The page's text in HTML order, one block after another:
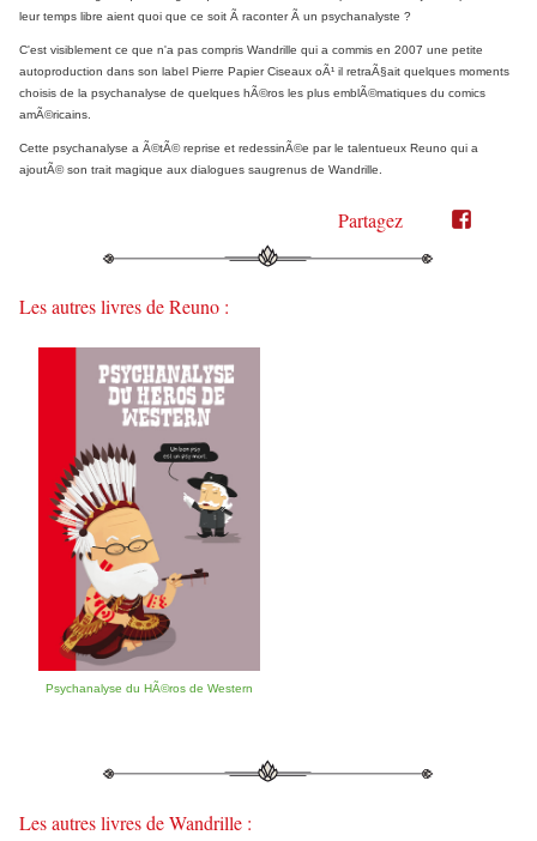
leur temps libre aient quoi que ce soit Ã raconter Ã un psychanalyste ?
C'est visiblement ce que n'a pas compris Wandrille qui a commis en 2007 une petite
autoproduction dans son label Pierre Papier Ciseaux oÃ¹ il retraÃ§ait quelques moments
choisis de la psychanalyse de quelques hÃ©ros les plus emblÃ©matiques du comics
amÃ©ricains.
Cette psychanalyse a Ã©tÃ© reprise et redessinÃ©e par le talentueux Reuno qui a
ajoutÃ© son trait magique aux dialogues saugrenus de Wandrille.
Partagez
Partager
Twitter"
Partager
Les autres livres de Reuno :
Psychanalyse du HÃ©ros de Western
Les autres livres de Wandrille :